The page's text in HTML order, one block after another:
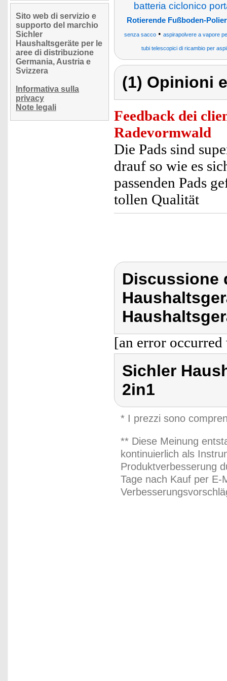
Sito web di servizio e
supporto del marchio
Sichler
Haushaltsgeräte per le
aree di distribuzione
Germania, Austria e
Svizzera
Informativa sulla
privacy
Note legali
batteria ciclonico
Rotierende Fußboden-
senza sacco • aspirapolvere a vapore
tubi telescopici di ricambio per
(1) Opinioni
Feedback dei
Radevormwald
Die Pads sind
drauf so wie es
passenden Pads
tollen Qualität
Discussione
[an error
Sichler
2in1
* I prezzi sono
** Diese Meinung
kontinuierlich als
Produktverbesserung
Tage nach Kauf per E-